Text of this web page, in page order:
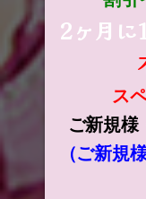
2ヶ月に
ス
ご新規様
（ご新規